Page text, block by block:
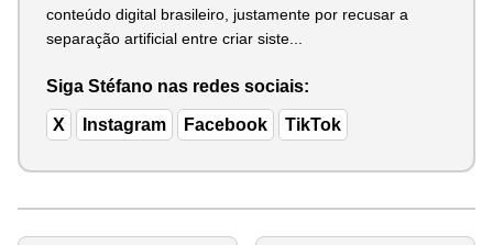
conteúdo digital brasileiro, justamente por recusar a
separação artificial entre criar siste...
Siga Stéfano nas redes sociais:
X Instagram Facebook TikTok